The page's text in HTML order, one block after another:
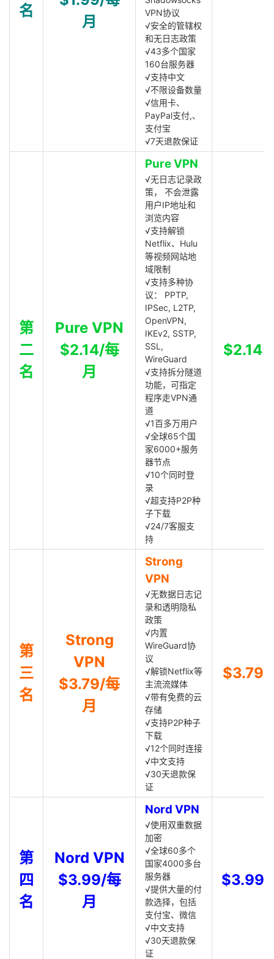
名
月
VPN协议
√安全的管辖权
和无日志政策
√43多个国家
160台服务器
√支持中文
√不限设备数量
√信用卡、
PayPal支付,、
支付宝
√7天退款保证
第
二
名
Pure VPN
$2.14/每
月
Pure VPN
√无日志记录政
策， 不会泄露
用户IP地址和
浏览内容
√支持解锁
Netflix、Hulu
等视频网站地
域限制
√支持多种协
议： PPTP,
IPSec, L2TP,
OpenVPN,
IKEv2, SSTP,
SSL,
WireGuard
√支持拆分隧道
功能，可指定
程序走VPN通
道
√1百多万用户
√全球65个国
家6000+服务
器节点
√10个同时登
录
√超支持P2P种
子下载
√24/7客服支
持
$2.14
第
三
名
Strong
VPN
$3.79/每
月
Strong
VPN
√无数据日志记
录和透明隐私
政策
√内置
WireGuard协
议
√解锁Netflix等
主流流媒体
√带有免费的云
存储
√支持P2P种子
下载
√12个同时连接
√中文支持
√30天退款保
证
$3.79
第
四
名
Nord VPN
$3.99/每
月
Nord VPN
√使用双重数据
加密
√全球60多个
国家4000多台
服务器
√提供大量的付
款选择，包括
支付宝、微信
√中文支持
√30天退款保
证
$3.99